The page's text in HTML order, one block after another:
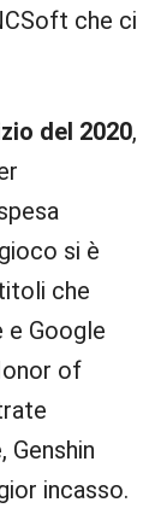
che ci
del 2020,
si è
che
e Google
of
incasso.